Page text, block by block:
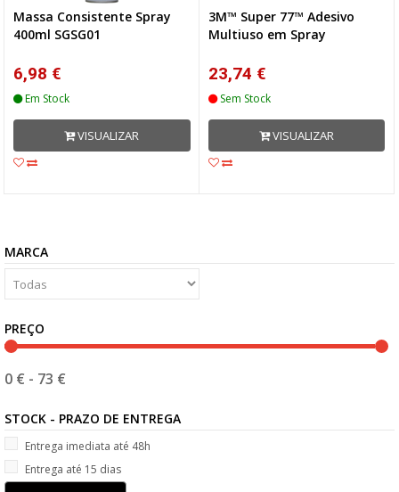
Massa Consistente Spray
400ml SGSG01
6,98 €
Em Stock
VISUALIZAR
3M™ Super 77™ Adesivo
Multiuso em Spray
23,74 €
Sem Stock
VISUALIZAR
MARCA
PREÇO
0 € - 73 €
STOCK - PRAZO DE ENTREGA
Entrega imediata até 48h
Entrega até 15 dias